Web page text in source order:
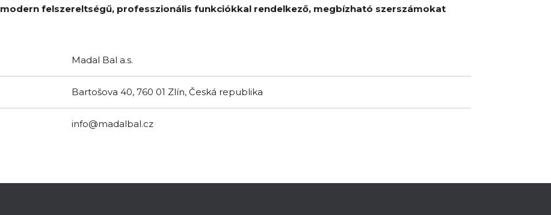
modern felszereltségű, professzionális funkciókkal rendelkező, megbízható szerszámokat
Madal Bal a.s.
Bartošova 40, 760 01 Zlín, Česká republika
info@madalbal.cz